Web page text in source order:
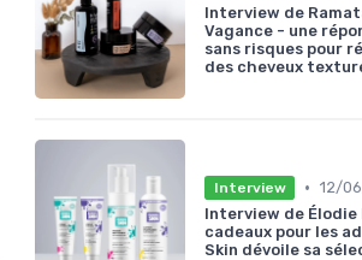
Interview de
Vagance - une
sans risques pour
des cheveux
Interview • 12/
Interview de Élodie
cadeaux pour les
Skin dévoile sa